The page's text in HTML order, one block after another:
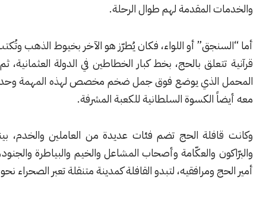
المقدمة لهم طوال الرحلة.
أو اللواء، فكان يُطرّز هو الآخر بخيوط الذهب وتُكتب عليه آيات
بالحج، بخط كبار الخطاطين في الدولة العثمانية، ثم يُثبت على
الذي يوضع فوق جمل ضخم مخصص لهذه المهمة وحدها، ويحمل
الكسوة السلطانية للكعبة المشرفة.
الحج تضم فئات عديدة من العاملين والخدم، بينهم السقاة
والعكّامة وأصحاب المشاعل والخيم والبياطرة والجنود، إضافة إلى
ومرافقيه، لتبدو القافلة كمدينة متنقلة تعبر الصحراء نحو الحجاز.